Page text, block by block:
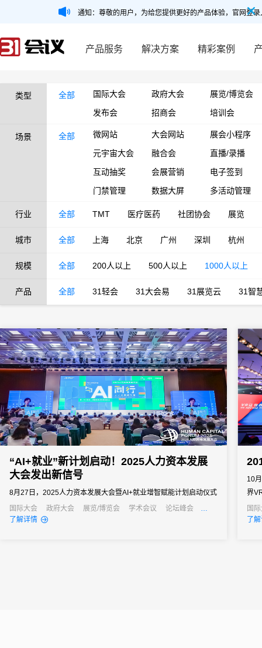
通知：尊敬的用户，为给您提供更好的产品体验，官网登
产品服务 解决方案 精彩案例
类型 全部 国际大会 政府大会
展览/博览会
发布会
招商会 培训会
场景 全部 微网站 大会网站
展会小程序
元宇宙大会
融合会
直播/录播
互动抽奖
会展营销
电子签到
门禁管理
数据大屏 多活动管理
行业 全部 TMT 医疗医药 社团协会 展览
城市 全部 上海 北京 广州 深圳 杭州
规模 全部 200人以上 500人以上 1000人以上
产品 全部 31轻会 31大会易 31展览云 31智
“AI+就业”新计划启动！2025人力资本发展
大会发出新信号
8月27日，2025人力资本发展大会暨AI+就业增智赋能计划启动仪式
在上海徐汇滨江成功举办。
国际大会 政府大会 展览/博览会 学术会议
论坛峰会
线上活动
经销商大会
了解详情
10
界
字
理
国
了